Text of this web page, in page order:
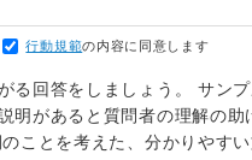
行動規範の内容に同意します
る回答をしましょう。 サン
明があると質問者の理解の助
ことを考えた、分かりやす